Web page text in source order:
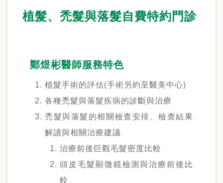
植髮、禿髮與落髮自費特約門診
鄭煜彬醫師服務特色
植髮手術的評估(手術另約至醫美中心)
各種禿髮與落髮疾病的診斷與治療
禿髮與落髮的相關檢查安排、檢查結果
解讀與相關治療建議
治療前後巨觀毛髮密度比較
頭皮毛髮顯微鏡檢測與治療前後比
較